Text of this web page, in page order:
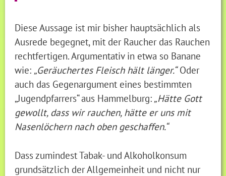
Diese Aussage ist mir bisher hauptsächlich als
Ausrede begegnet, mit der Raucher das Rauchen
rechtfertigen. Argumentativ in etwa so Banane
wie: „Geräuchertes Fleisch hält länger.“Oder
auch das Gegenargument eines bestimmten
„Jugendpfarrers“ aus Hammelburg: „Hätte Gott
gewollt, dass wir rauchen, hätte er uns mit
Nasenlöchern nach oben geschaffen.“
Dass zumindest Tabak- und Alkoholkonsum
grundsätzlich der Allgemeinheit und nicht nur